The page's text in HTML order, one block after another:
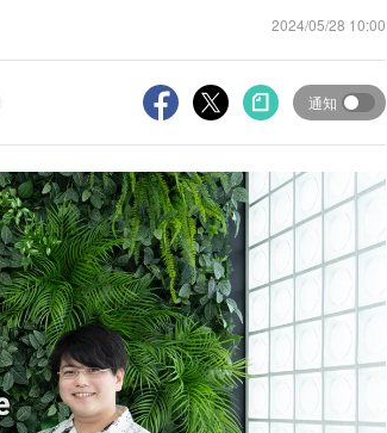
2024/05/28 10:00
通知